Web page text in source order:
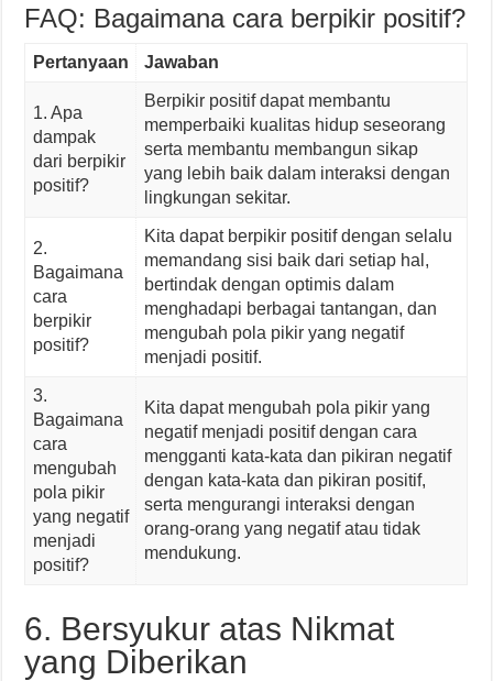
FAQ: Bagaimana cara berpikir positif?
Pertanyaan Jawaban
1. Apa
dampak
dari berpikir
positif?
Berpikir positif dapat membantu
memperbaiki kualitas hidup seseorang
serta membantu membangun sikap
yang lebih baik dalam interaksi dengan
lingkungan sekitar.
2.
Bagaimana
cara
berpikir
positif?
Kita dapat berpikir positif dengan selalu
memandang sisi baik dari setiap hal,
bertindak dengan optimis dalam
menghadapi berbagai tantangan, dan
mengubah pola pikir yang negatif
menjadi positif.
3.
Bagaimana
cara
mengubah
pola pikir
yang negatif
menjadi
positif?
Kita dapat mengubah pola pikir yang
negatif menjadi positif dengan cara
mengganti kata-kata dan pikiran negatif
dengan kata-kata dan pikiran positif,
serta mengurangi interaksi dengan
orang-orang yang negatif atau tidak
mendukung.
6. Bersyukur atas Nikmat
yang Diberikan